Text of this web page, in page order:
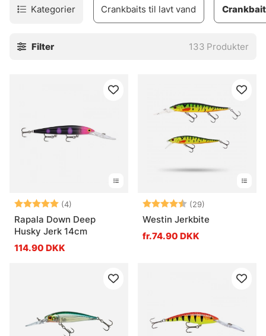
Kategorier Crankbaits til lavt vand
Filter 133 Produkter
Vurdering: (4)
5.0 ud af 5 stjerner
Rapala Down Deep
Husky Jerk 14cm
114.90 DKK
Vurdering: (29)
Westin Jerkbite
fr.74.90 DKK